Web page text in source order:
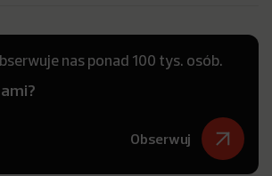
nas ponad 100 tys. osób.
Obserwuj